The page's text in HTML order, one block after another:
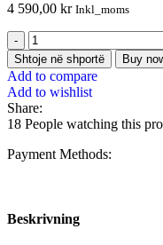
4 590,00 kr Inkl_moms
Shtoje në shportë Buy
Add to compare
Add to wishlist
Share:
18 People watching this
Payment Methods:
Beskrivning